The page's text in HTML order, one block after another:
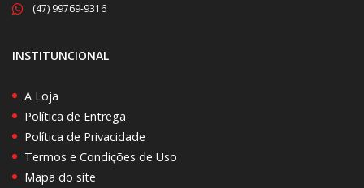
(47) 99769-9316
INSTITUNCIONAL
A Loja
Política de Entrega
Política de Privacidade
Termos e Condições de Uso
Mapa do site